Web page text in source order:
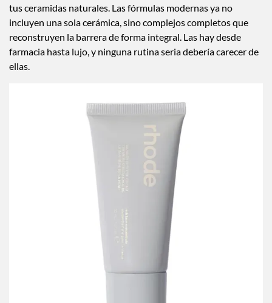
tus ceramidas naturales. Las fórmulas modernas ya no
incluyen una sola cerámica, sino complejos completos que
reconstruyen la barrera de forma integral. Las hay desde
farmacia hasta lujo, y ninguna rutina seria debería carecer de
ellas.